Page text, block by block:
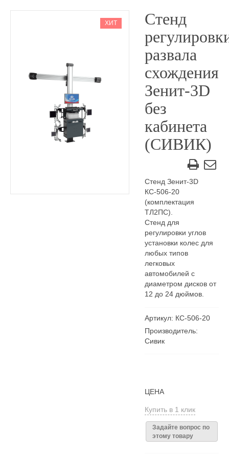
ХИТ
Стенд
развала
схождения
Зенит-3D
без
кабинета
(СИВИК)
Стенд Зенит-3D
КС-506-20
(комплектация
ТЛ2ПС).
Стенд для
регулировки углов
установки колес для
любых типов
легковых
автомобилей с
диаметром дисков от
12 до 24 дюймов.
Артикул: КС-506-20
Производитель:
Сивик
ЦЕНА
Купить в 1 клик
Задайте вопрос по
этому товару